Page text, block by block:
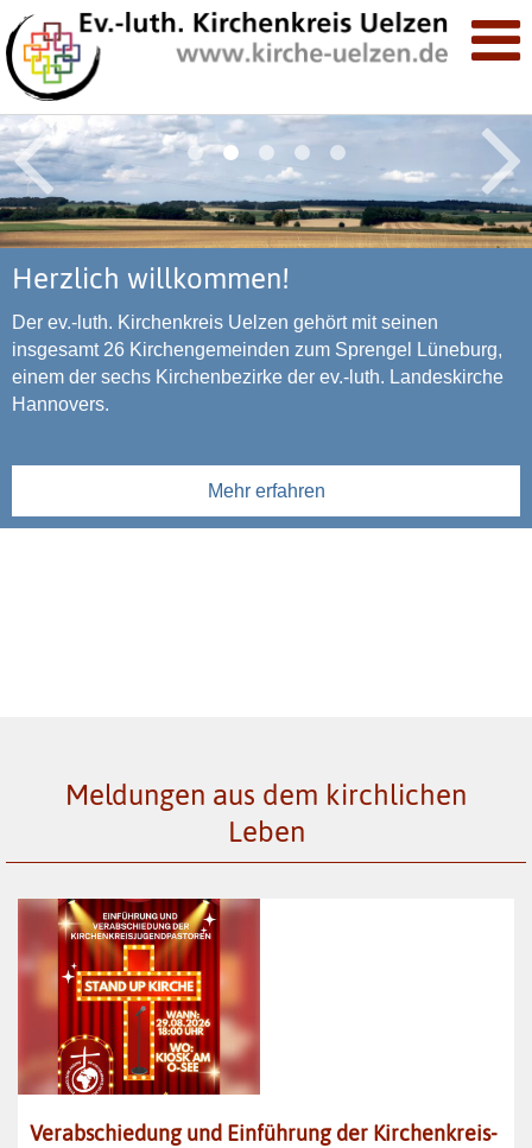
Herzlich willkommen!
Der ev.-luth. Kirchenkreis Uelzen gehört mit seinen
insgesamt 26 Kirchengemeinden zum Sprengel Lüneburg,
einem der sechs Kirchenbezirke der ev.-luth. Landeskirche
Hannovers.
Mehr erfahren
Hier gibt es aktuelle Informationen, aber auch geistliche
täglich wechselnden Kalenderblatt.
Freitag, 07. August 2026
Neben Nachrichten aus dem Kirchenkreis finden Sie
Kirchengemeinden, Termine von Gottesdiensten und
Veranstaltungen, einen umfangreichen Service-Bereich und
– nicht zu vergessen – einen monatlichen Rundbrief.
Mehr erfahren
Meldungen aus dem kirchlichen
Leben
Verabschiedung und Einführung der Kirchenkreis-